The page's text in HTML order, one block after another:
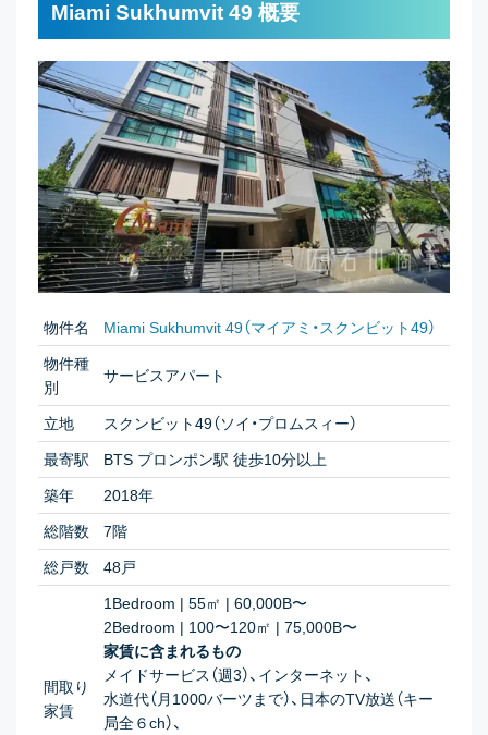
Miami Sukhumvit 49 概要
物件名 Miami Sukhumvit 49（マイアミ・スクンビット49）
物件種
別
サービスアパート
立地 スクンビット49（ソイ・プロムスィー）
最寄駅 BTS プロンポン駅 徒歩10分以上
築年 2018年
総階数 7階
総戸数 48戸
間取り
家賃
1Bedroom | 55㎡ | 60,000B〜
2Bedroom | 100〜120㎡ | 75,000B〜
家賃に含まれるもの
メイドサービス（週3）、インターネット、
水道代（月1000バーツまで）、日本のTV放送（キー
局全６ch）、